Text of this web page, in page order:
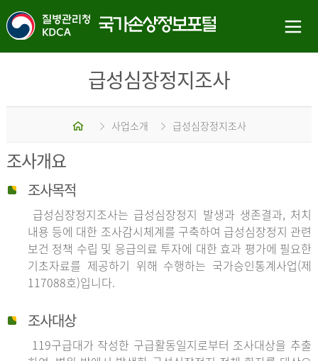
급성심장정지조사
홈 사업소개 급성심장정지조사
조사개요
조사목적
급성심장정지조사는 급성심장정지 발생과 생존결과, 처치
내용 등에 대한 조사감시체계를 구축하여 급성심장정지 관련
보건 정책 수립 및 응급의료 투자에 대한 효과 평가에 필요한
기초자료를 제공하기 위해 수행하는 국가승인통계사업(제
117088호)입니다.
조사대상
119구급대가 작성한 구급활동일지로부터 조사대상을 추출